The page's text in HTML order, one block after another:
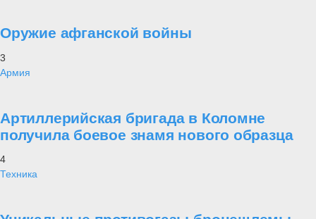
«Анти Россия» - неужели это реальность? Как удалось бесполому
за печенки его совесть, вложить в его руку нож?! Посему за общим
братским прошлым многих поколений, появился Иуда? Понимая
поставленные выше вопросы, разобраться в истинных причинах
событий, удостовериться и укрепиться в правоте и обоснованности
⑬ Неожиданная перспектива для